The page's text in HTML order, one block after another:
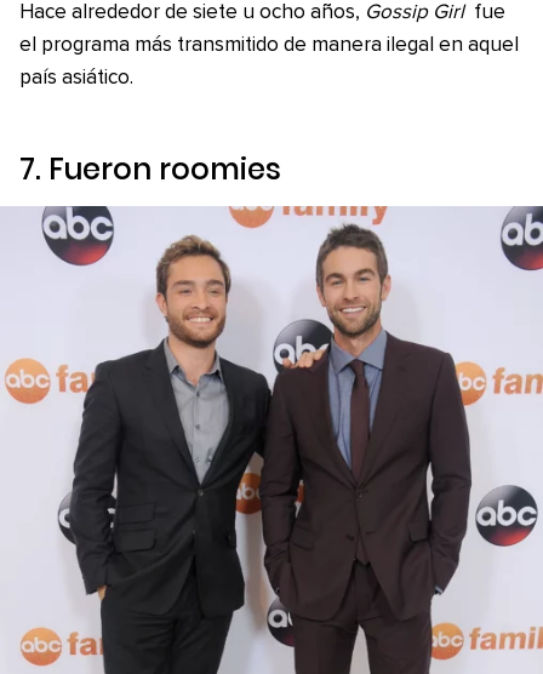
Hace alrededor de siete u ocho años, Gossip Girl fue
el programa más transmitido de manera ilegal en aquel
país asiático.
7. Fueron roomies